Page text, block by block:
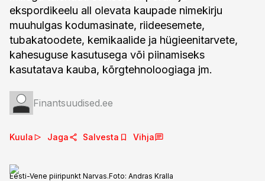
ekspordikeelu all olevata kaupade nimekirju
muuhulgas kodumasinate, riideesemete,
tubakatoodete, kemikaalide ja hügieenitarvete,
kahesuguse kasutusega või piinamiseks
kasutatava kauba, kõrgtehnoloogiaga jm.
Finantsuudised.ee
Kuula Jaga Salvesta Vihja
Eesti-Vene piiripunkt Narvas.Foto: Andras Kralla